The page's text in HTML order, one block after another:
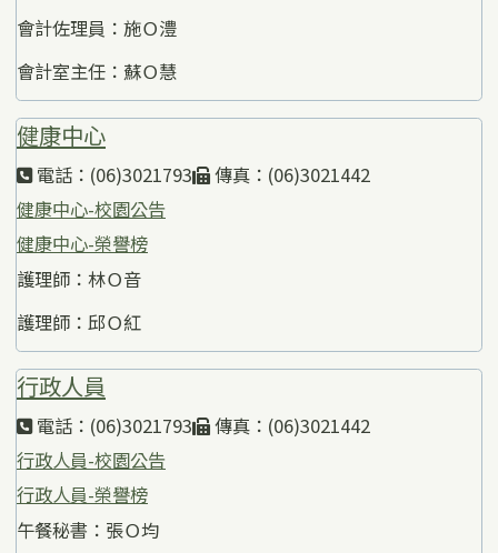
會計佐理員：施Ｏ澧
會計室主任：蘇Ｏ慧
健康中心
電話：(06)3021793
傳真：(06)3021442
健康中心-校園公告
健康中心-榮譽榜
護理師：林Ｏ音
護理師：邱Ｏ紅
行政人員
電話：(06)3021793
傳真：(06)3021442
行政人員-校園公告
行政人員-榮譽榜
午餐秘書：張Ｏ均